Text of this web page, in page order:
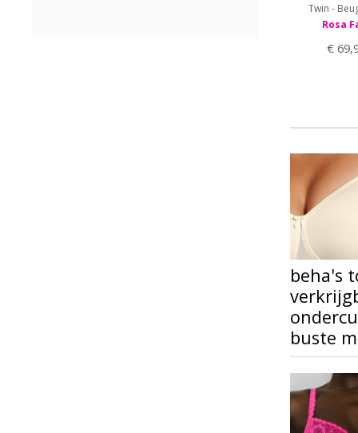
Twin -
Rosa
€
beha's
buste